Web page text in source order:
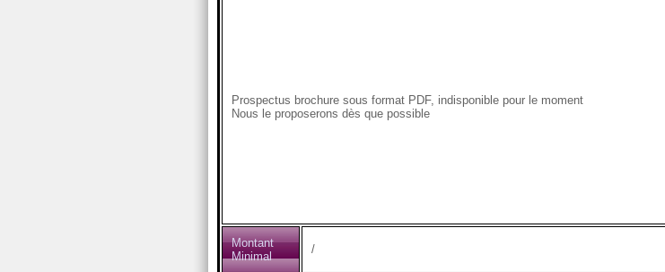
Prospectus brochure sous format PDF, indisponible pour le moment
Nous le proposerons dès que possible
Montant
Minimal
/